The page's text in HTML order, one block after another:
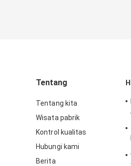
Tentang
Tentang kita
Wisata pabrik
Kontrol kualitas
Hubungi kami
Berita